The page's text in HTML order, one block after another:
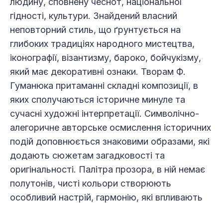
гідності, культури. Знайдений власний
неповторний стиль, що ґрунтується на
глибоких традиціях народного мистецтва,
іконографії, візантизму, бароко, бойчукізму,
який має декоративні ознаки. Творам Ф.
Гуманюка притаманні складні композиції, в
яких сполучаються історичне минуле та
сучасні художні інтерпретації. Символічно-
алегоричне авторське осмислення історичних
подій доповнюється знаковими образами, які
додають сюжетам загадковості та
оригінальності. Палітра прозора, в ній немає
полутонів, чисті кольори створюють
особливий настрій, гармонію, які впливають